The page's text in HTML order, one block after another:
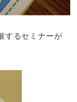
するセミナーが